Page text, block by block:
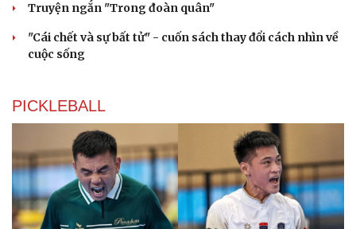
Truyện ngắn "Trong đoàn quân"
"Cái chết và sự bất tử" - cuốn sách thay đổi cách nhìn về
cuộc sống
PICKLEBALL